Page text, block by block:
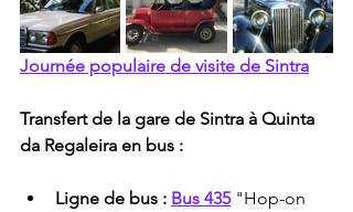
Journée populaire de visite de Sintra
Transfert de la gare de Sintra à Quinta
da Regaleira en bus :
Ligne de bus : Bus 435 "Hop-on